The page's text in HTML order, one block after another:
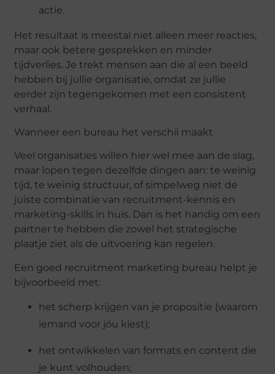
actie.
Het resultaat is meestal niet alleen meer reacties,
maar ook betere gesprekken en minder
tijdverlies. Je trekt mensen aan die al een beeld
hebben bij jullie organisatie, omdat ze jullie
eerder zijn tegengekomen met een consistent
verhaal.
Wanneer een bureau het verschil maakt
Veel organisaties willen hier wel mee aan de slag,
maar lopen tegen dezelfde dingen aan: te weinig
tijd, te weinig structuur, of simpelweg niet de
juiste combinatie van recruitment-kennis en
marketing-skills in huis. Dan is het handig om een
partner te hebben die zowel het strategische
plaatje ziet als de uitvoering kan regelen.
Een goed recruitment marketing bureau helpt je
bijvoorbeeld met:
het scherp krijgen van je propositie (waarom
iemand voor jóu kiest);
het ontwikkelen van formats en content die
je kunt volhouden;